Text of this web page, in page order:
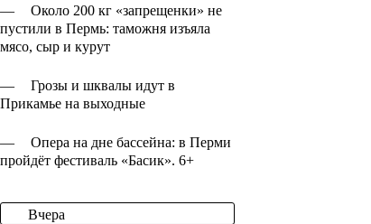
—
Около 200 кг «запрещенки» не
пустили в Пермь: таможня изъяла
мясо, сыр и курут
—
Грозы и шквалы идут в
Прикамье на выходные
—
Опера на дне бассейна: в Перми
пройдёт фестиваль «Басик». 6+
Вчера